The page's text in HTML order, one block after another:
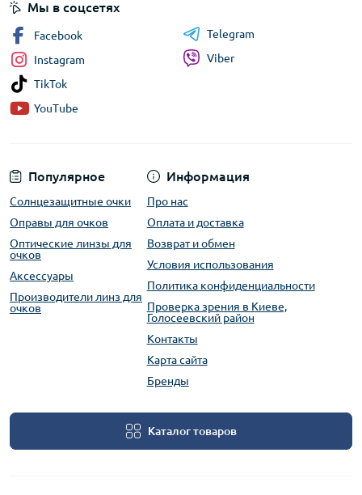
Популярное
Солнцезащитные очки
Оправы для очков
Оптические линзы для
очков
Аксессуары
Производители линз для
очков
Информация
Про нас
Оплата и доставка
Возврат и обмен
Условия использования
Политика конфиденциальности
Проверка зрения в Киеве,
Голосеевский район
Контакты
Карта сайта
Бренды
Каталог товаров
Мы в соцсетях
Facebook
Instagram
TikTok
YouTube
Telegram
Viber